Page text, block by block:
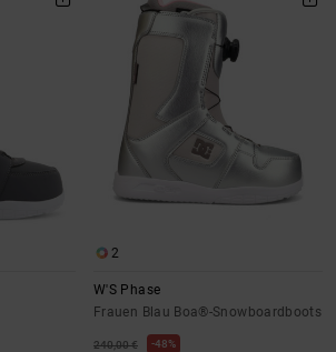
2
W'S Phase
Frauen Blau Boa®-Snowboardboots
240,00 € 48%